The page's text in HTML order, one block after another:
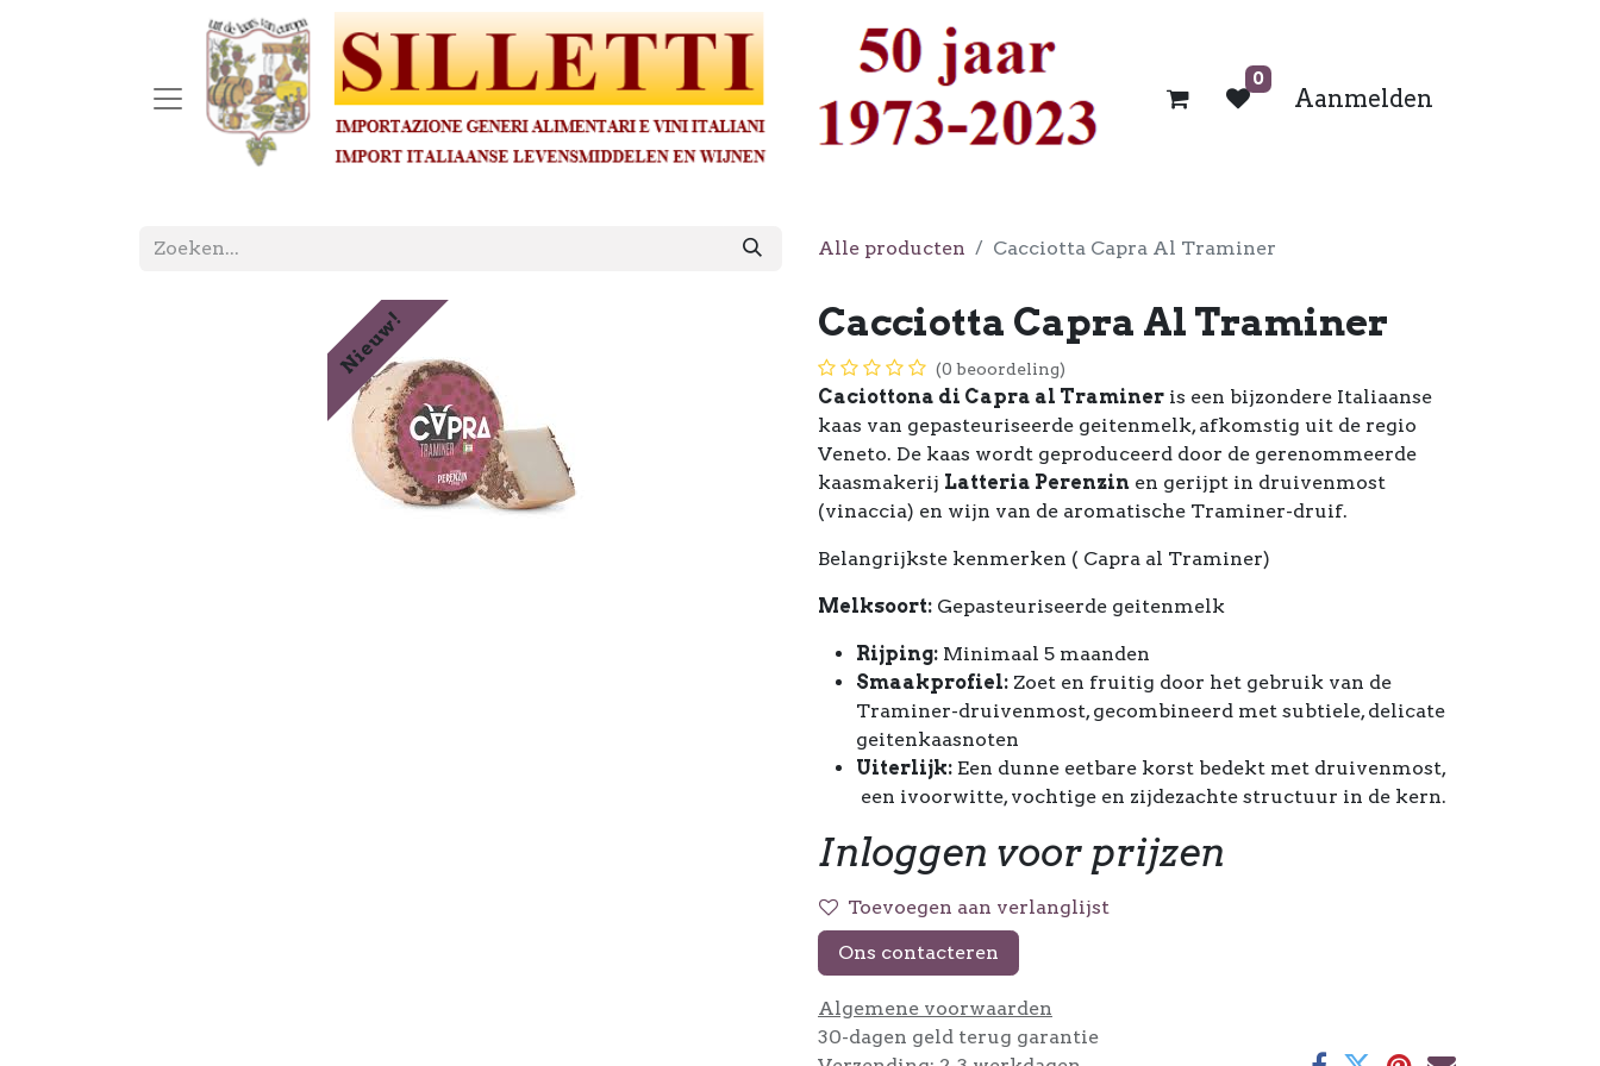
0
Aanmelden
Alle producten Cacciotta Capra Al Traminer
Nieuw! Cacciotta Capra Al Traminer
(0 beoordeling)
Caciottona di Capra al Traminer is een bijzondere Italiaanse
kaas van gepasteuriseerde geitenmelk, afkomstig uit de regio
Veneto. De kaas wordt geproduceerd door de gerenommeerde
kaasmakerij Latteria Perenzin en gerijpt in druivenmost
(vinaccia) en wijn van de aromatische Traminer-druif.
Belangrijkste kenmerken ( Capra al Traminer)
Melksoort: Gepasteuriseerde geitenmelk
Rijping: Minimaal 5 maanden
Smaakprofiel: Zoet en fruitig door het gebruik van de
Traminer-druivenmost, gecombineerd met subtiele, delicate
geitenkaasnoten
Uiterlijk: Een dunne eetbare korst bedekt met druivenmost,
een ivoorwitte, vochtige en zijdezachte structuur in de kern.
Inloggen voor prijzen
Toevoegen aan verlanglijst
Ons contacteren
Algemene voorwaarden
30-dagen geld terug garantie